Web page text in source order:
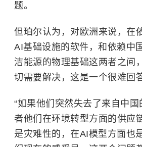
题。
但珀尔认为，对欧洲来说，在
AI基础设施的软件，和依赖中
洁能源的物理基础这两者之间
切需要解决，这是一个很难回
“如果他们突然失去了来自中
者他们在环境转型方面的供应
是灾难性的，在AI模型方面也